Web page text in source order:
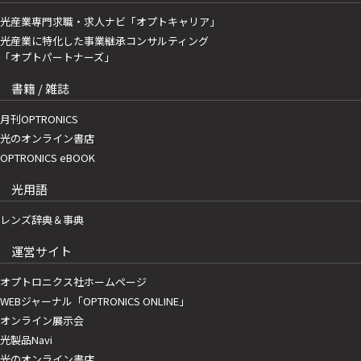
光産業専門求職・求人ナビ「オプトキャリア」
光産業に特化した事業継承コンサルティング
「オプトパートナーズ」
書籍 / 雑誌
月刊OPTRONICS
光のオンライン書店
OPTRONICS eBOOK
光用語
レンズ辞典＆事典
運営サイト
オプトロニクス社ホームページ
WEBジャーナル「OPTRONICS ONLINE」
オンライン展示会
光製品Navi